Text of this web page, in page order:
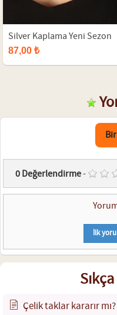
Silver Kaplama Yeni Sezon
Zincirli Bayan Kolye
87,00 ₺
0Değerlendirme-
İlk
Çelik taklar kararır mı?